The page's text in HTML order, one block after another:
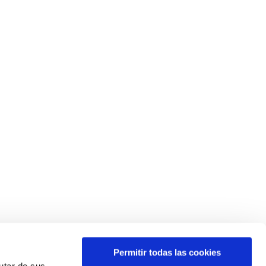
Permitir todas las cookies